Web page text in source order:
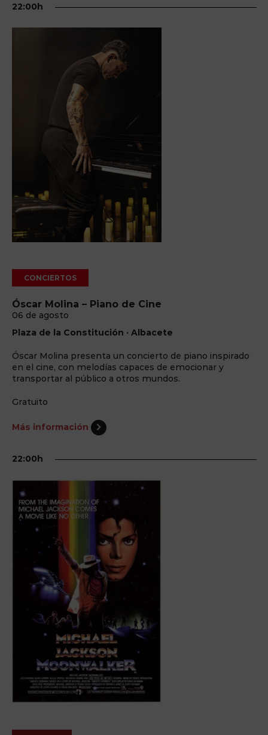
22:00h
CONCIERTOS
Óscar Molina – Piano de Cine
06 de agosto
Plaza de la Constitución · Albacete
Óscar Molina presenta un concierto de piano inspirado
en el cine, con melodías capaces de emocionar y
transportar al público a otros mundos.
Gratuito
Más información
22:00h